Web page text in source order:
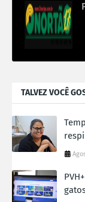
TALVEZ VOCÊ